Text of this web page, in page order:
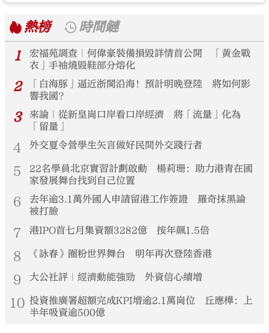
熱榜
時間鏈
1
宏福苑調查｜何偉豪裝備損毀詳情首公開 「黃金戰
衣」手袖燒毀鞋部分熔化
2
「白海豚」逼近浙閩沿海！預計明晚登陸 將如何影
響我國？
3
來論｜從新皇崗口岸看口岸經濟 將「流量」化為
「留量」
4 外交夏令營學生矢言做好民間外交踐行者
5
22名學員北京實習計劃啟動 楊莉珊：助力港青在國
家發展舞台找到自己位置
6
去年逾3.1萬外國人申請留港工作簽證 羅奇抹黑論
被打臉
7 港IPO首七月集資額3282億 按年飆1.5倍
8 《詠春》圈粉世界舞台 明年再次登陸香港
9 大公社評｜經濟動能強勁 外資信心續增
10 投資推廣署超額完成KPI增逾2.1萬崗位 丘應樺：上
半年吸資逾500億